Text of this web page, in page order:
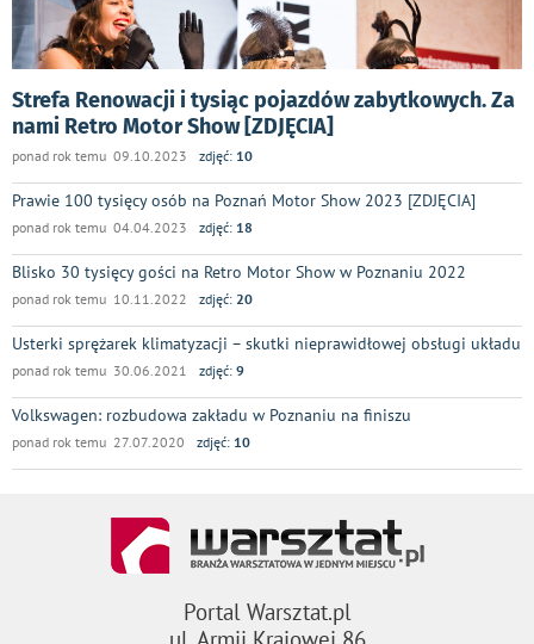
Strefa Renowacji i tysiąc pojazdów zabytkowych. Za
nami Retro Motor Show [ZDJĘCIA]
ponad rok temu 09.10.2023 zdjęć: 10
Prawie 100 tysięcy osób na Poznań Motor Show 2023 [ZDJĘCIA]
ponad rok temu 04.04.2023 zdjęć: 18
Blisko 30 tysięcy gości na Retro Motor Show w Poznaniu 2022
ponad rok temu 10.11.2022 zdjęć: 20
Usterki sprężarek klimatyzacji – skutki nieprawidłowej obsługi układu
ponad rok temu 30.06.2021 zdjęć: 9
Volkswagen: rozbudowa zakładu w Poznaniu na finiszu
ponad rok temu 27.07.2020 zdjęć: 10
Portal Warsztat.pl